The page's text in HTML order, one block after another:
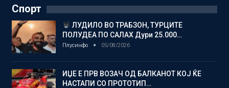
Спорт
ЛУДИЛО ВО ТРАБЗОН, ТУРЦИТЕ
ПОЛУДЕА ПО САЛАХ Дури 25.000…
Плусинфо 05/08/2026
ИЏЕ Е ПРВ ВОЗАЧ ОД БАЛКАНОТ КОЈ ЌЕ
НАСТАПИ СО ПРОТОТИП…